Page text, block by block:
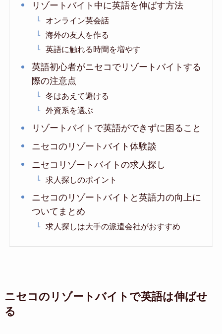
リゾートバイト中に英語を伸ばす方法
オンライン英会話
海外の友人を作る
英語に触れる時間を増やす
英語初心者がニセコでリゾートバイトする
際の注意点
冬はあえて避ける
外資系を選ぶ
リゾートバイトで英語ができずに困ること
ニセコのリゾートバイト体験談
ニセコリゾートバイトの求人探し
求人探しのポイント
ニセコのリゾートバイトと英語力の向上に
ついてまとめ
求人探しは大手の派遣会社がおすすめ
ニセコのリゾートバイトで英語は伸ばせ
る